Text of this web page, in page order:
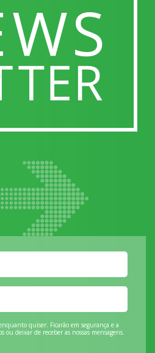
quiser. Ficarão em segurança e a
deixar de receber as nossas mensagens.